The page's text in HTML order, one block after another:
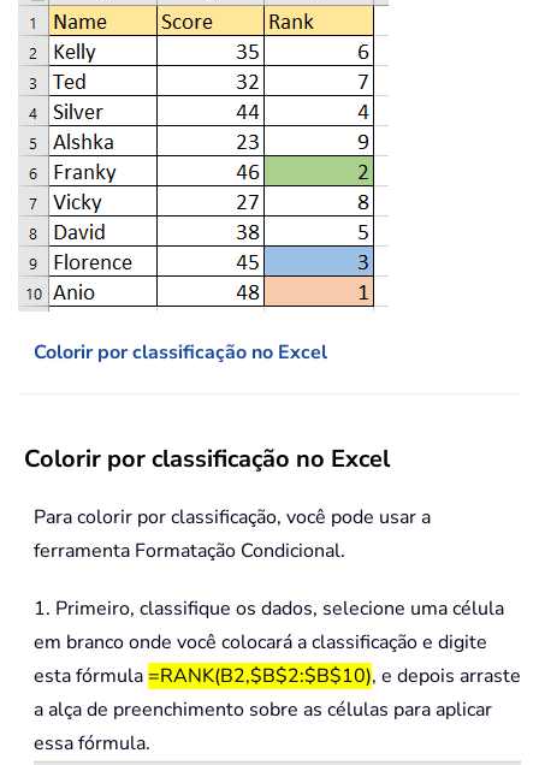
Colorir por classificação no Excel
Colorir por classificação no Excel
Para colorir por classificação, você pode usar a
ferramenta Formatação Condicional.
1. Primeiro, classifique os dados, selecione uma célula
em branco onde você colocará a classificação e digite
esta fórmula =RANK(B2,$B$2:$B$10), e depois arraste
a alça de preenchimento sobre as células para aplicar
essa fórmula.